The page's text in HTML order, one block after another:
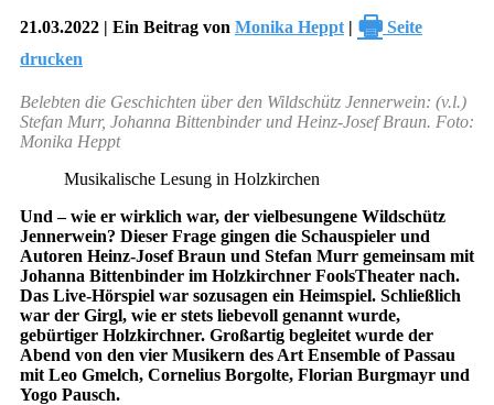
21.03.2022 | Ein Beitrag von Monika Heppt | 🖶 Seite
drucken
Belebten die Geschichten über den Wildschütz Jennerwein: (v.l.)
Stefan Murr, Johanna Bittenbinder und Heinz-Josef Braun. Foto:
Monika Heppt
Musikalische Lesung in Holzkirchen
Und – wie er wirklich war, der vielbesungene Wildschütz
Jennerwein? Dieser Frage gingen die Schauspieler und
Autoren Heinz-Josef Braun und Stefan Murr gemeinsam mit
Johanna Bittenbinder im Holzkirchner FoolsTheater nach.
Das Live-Hörspiel war sozusagen ein Heimspiel. Schließlich
war der Girgl, wie er stets liebevoll genannt wurde,
gebürtiger Holzkirchner. Großartig begleitet wurde der
Abend von den vier Musikern des Art Ensemble of Passau
mit Leo Gmelch, Cornelius Borgolte, Florian Burgmayr und
Yogo Pausch.